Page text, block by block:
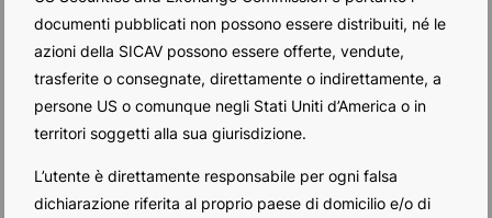
documenti pubblicati non possono essere distribuiti, né le
azioni della SICAV possono essere offerte, vendute,
trasferite o consegnate, direttamente o indirettamente, a
persone US o comunque negli Stati Uniti d’America o in
territori soggetti alla sua giurisdizione.
L’utente è direttamente responsabile per ogni falsa
dichiarazione riferita al proprio paese di domicilio e/o di